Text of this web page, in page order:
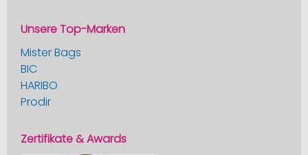
Unsere Top-Marken
Mister Bags
BIC
HARIBO
Prodir
Zertifikate & Awards